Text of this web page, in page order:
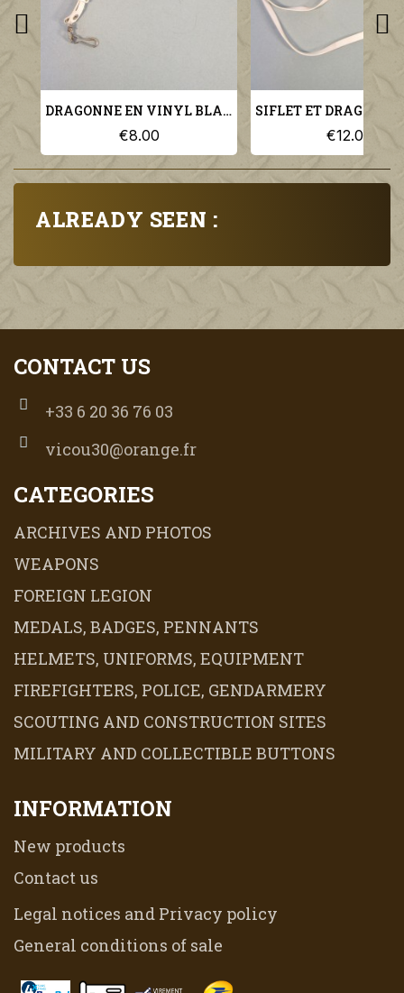
ALREADY SEEN :
DRAGONNE EN VINYL BLANC POUR PA GARDE AU DRAPEAU OU GENDARMERIE ET POLICE
€8.00 €12.00
CONTACT US
+33 6 20 36 76 03
vicou30@orange.fr
CATEGORIES
ARCHIVES AND PHOTOS
WEAPONS
FOREIGN LEGION
MEDALS, BADGES, PENNANTS
HELMETS, UNIFORMS, EQUIPMENT
FIREFIGHTERS, POLICE, GENDARMERY
SCOUTING AND CONSTRUCTION SITES
MILITARY AND COLLECTIBLE BUTTONS
INFORMATION
New products
Contact us
Legal notices and Privacy policy
General conditions of sale